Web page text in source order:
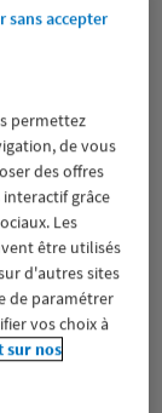
permettez
de vous
des offres
grâce
Les
être utilisés
d'autres sites
de paramétrer
vos choix à
sur nos
sans accepter